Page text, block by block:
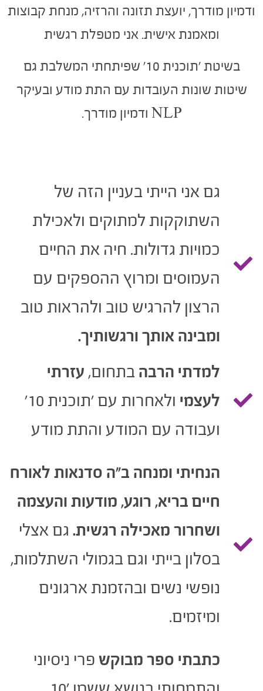
מודרך, יועצת תזונה והרזיה, מנחת קבוצות
ומאמנת אישית. אני מטפלת רגשית
בשיטת 'תוכנית 10' שפיתחתי המשלבת גם
שיטות שונות העובדות עם התת מודע ובעיקר
NLP ודמיון מודרך.
גם אני הייתי בעניין הזה של
השתוקקות למתוקים ולאכילת
כמויות גדולות. חיה את החיים
העמוסים ומרוץ ההספקים עם
הרצון להרגיש טוב ולהראות טוב
ומבינה אותך ורגשותיך.
למדתי הרבהבתחום,עזרתי
לעצמי
ולאחרות עם 'תוכנית 10'
ועבודה עם המודע והתת מודע
הנחיתי ומנחה ב"ה סדנאות לאורח
חיים בריא, רוגע, מודעות והעצמה
ושחרור מאכילה רגשית.גם אצלי
בסלון בייתי וגם בגמולי השתלמות,
נופשי נשים ובהזמנת ארגונים
ומיזמים.
כתבתי ספר מבוקשפרי ניסיוני